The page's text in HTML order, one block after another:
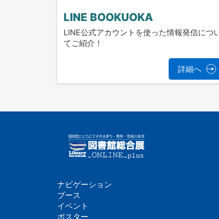
LINE BOOKUOKA
LINE公式アカウントを使った情報発信につ
てご紹介！
詳細へ
フ
ナビゲーション
ブース
イベント
ポスター